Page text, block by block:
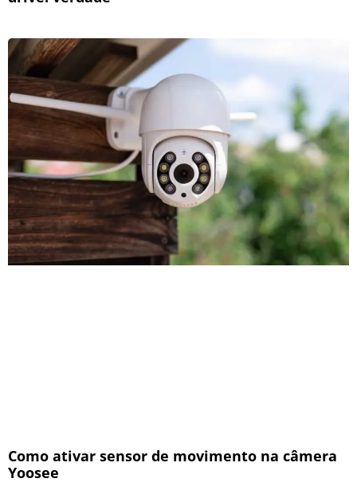
Como ativar sensor de movimento na câmera
Yoosee